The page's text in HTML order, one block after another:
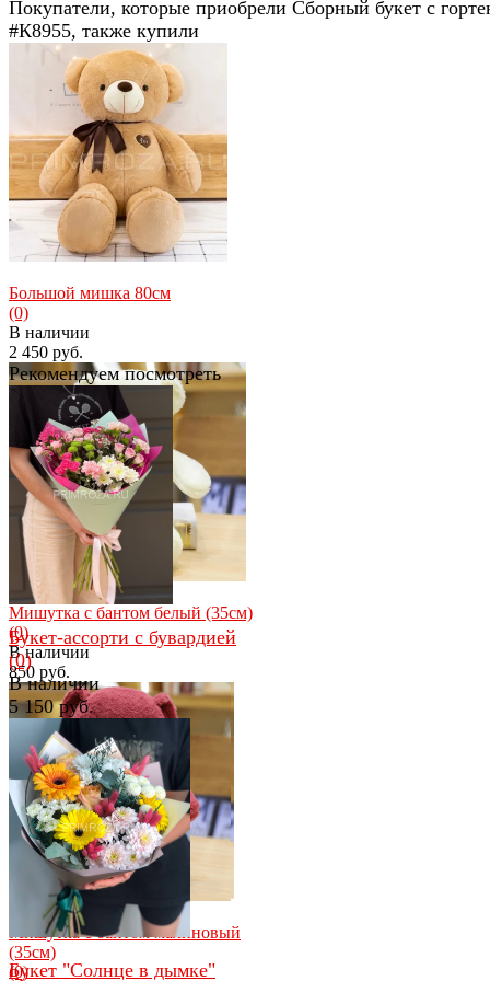
Покупатели, которые приобрели Сборный букет с
#К8955, также купили
избранное сравнить
Большой мишка 80см
(0)
В наличии
2 450 руб.
избранное сравнить
Мишутка с бантом белый (35см)
(0)
В наличии
850 руб.
Мишутка с бантом малиновый
(35см)
(0)
Рекомендуем посмотреть
избранное сравнить
Букет-ассорти с бувардией
(0)
В наличии
5 150 руб.
Букет "Солнце в дымке"